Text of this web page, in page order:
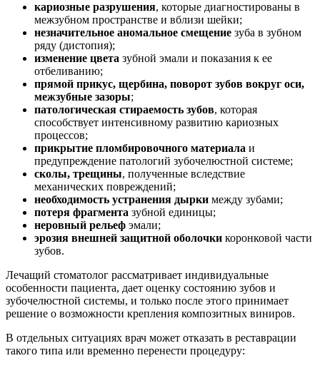
кариозные разрушения, которые диагностированы в
межзубном пространстве и вблизи шейки;
незначительное аномальное смещение зуба в зубном
ряду (дистопия);
изменение цвета зубной эмали и показания к ее
отбеливанию;
прямой прикус, щербина, поворот зубов вокруг оси,
межзубные зазоры;
патологическая стираемость зубов, которая
способствует интенсивному развитию кариозных
процессов;
прикрытие пломбировочного материала и
предупреждение патологий зубочелюстной системе;
сколы, трещины, полученные вследствие
механических повреждений;
необходимость устранения дырки между зубами;
потеря фрагмента зубной единицы;
неровный рельеф эмали;
эрозия внешней защитной оболочки коронковой части
зубов.
Лечащий стоматолог рассматривает индивидуальные
особенности пациента, дает оценку состоянию зубов и
зубочелюстной системы, и только после этого принимает
решение о возможности крепления композитных виниров.
В отдельных ситуациях врач может отказать в реставрации
такого типа или временно перенести процедуру: